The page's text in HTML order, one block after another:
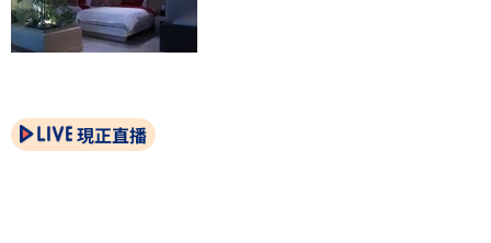
現正直播